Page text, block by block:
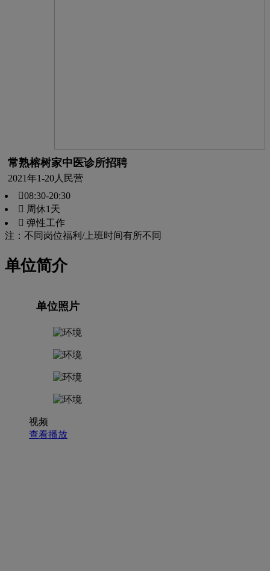
常熟榕树家中医诊所招聘
2021年1-20人 民营
08:30-20:30
 周休1天
 弹性工作
注：不同岗位福利/上班时间有所不同
单位简介
单位照片
视频
查看播放